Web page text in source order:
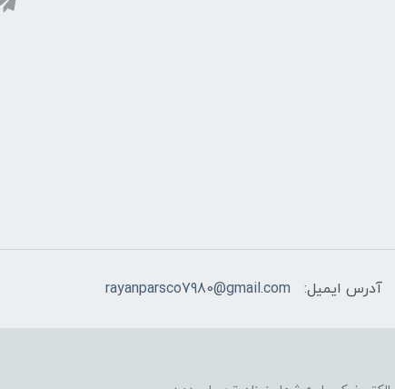
آدرس ایمیل: rayanparsco7980@gmail.com